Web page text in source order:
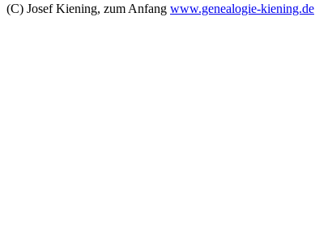
(C) Josef Kiening, zum Anfang www.genealogie-kiening.de